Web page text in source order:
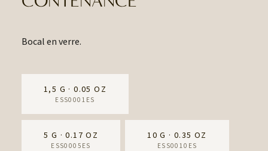
Bocal en verre.
1,5 G · 0.05 OZ
ESS0001ES
5 G · 0.17 OZ
ESS0005ES
10 G · 0.35 OZ
ESS0010ES